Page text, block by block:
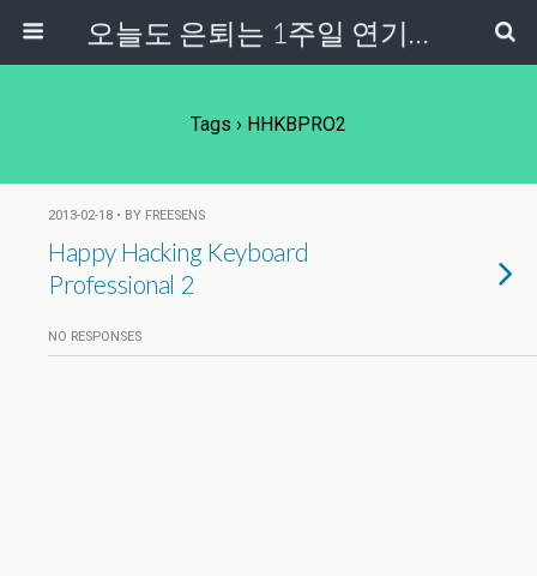
오늘도 은퇴는 1주일 연기중...
Tags › HHKBPRO2
2013-02-18 • BY FREESENS
Happy Hacking Keyboard
Professional 2
NO RESPONSES